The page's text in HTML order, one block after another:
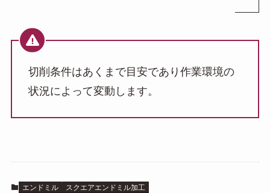
切削条件はあくまで目安であり作業環境の
状況によって変動します。
エンドミル
スクエアエンドミル加工